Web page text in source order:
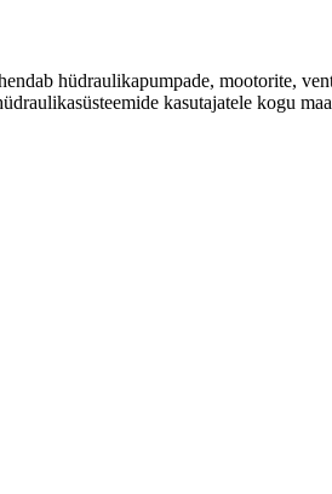
hüdraulikapumpade, mootorite,
kasutajatele kogu